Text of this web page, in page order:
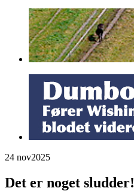
24 nov2025
Det er noget sludder!